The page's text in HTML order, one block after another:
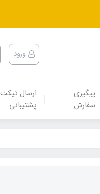
ورود
پیگیری
سفارش
ارسال تیکت
پشتیبانی